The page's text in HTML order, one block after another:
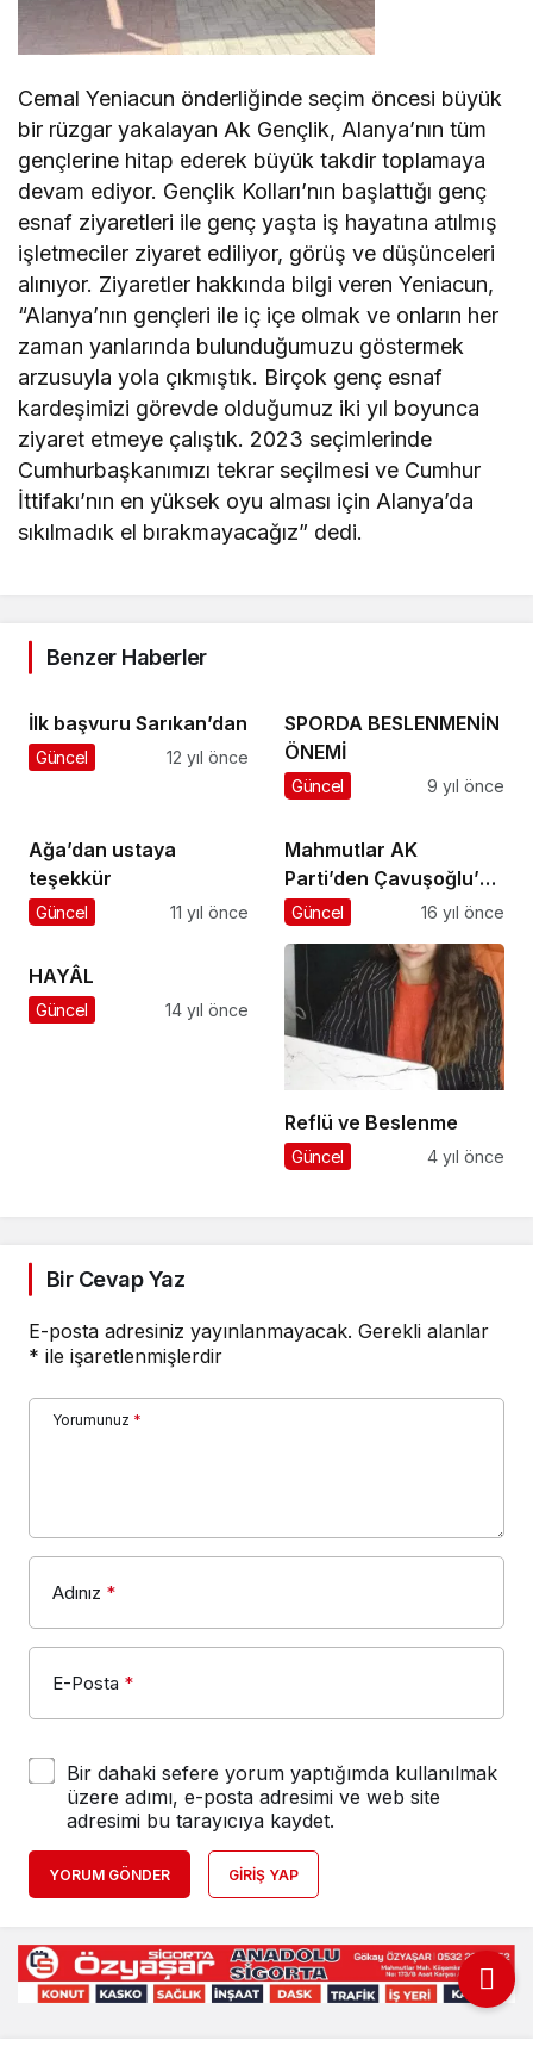
Cemal Yeniacun önderliğinde seçim öncesi büyük
bir rüzgar yakalayan Ak Gençlik, Alanya’nın tüm
gençlerine hitap ederek büyük takdir toplamaya
devam ediyor. Gençlik Kolları’nın başlattığı genç
esnaf ziyaretleri ile genç yaşta iş hayatına atılmış
işletmeciler ziyaret ediliyor, görüş ve düşünceleri
alınıyor. Ziyaretler hakkında bilgi veren Yeniacun,
“Alanya’nın gençleri ile iç içe olmak ve onların her
zaman yanlarında bulunduğumuzu göstermek
arzusuyla yola çıkmıştık. Birçok genç esnaf
kardeşimizi görevde olduğumuz iki yıl boyunca
ziyaret etmeye çalıştık. 2023 seçimlerinde
Cumhurbaşkanımızı tekrar seçilmesi ve Cumhur
İttifakı’nın en yüksek oyu alması için Alanya’da
sıkılmadık el bırakmayacağız” dedi.
Benzer Haberler
İlk başvuru Sarıkan’dan
Güncel 12 yıl önce
SPORDA BESLENMENİN
ÖNEMİ
Güncel 9 yıl önce
Ağa’dan ustaya
teşekkür
Güncel 11 yıl önce
Mahmutlar AK
Parti’den Çavuşoğlu’na
kutlama
Güncel 16 yıl önce
HAYÂL
Güncel 14 yıl önce
Reflü ve Beslenme
Güncel 4 yıl önce
Bir Cevap Yaz
E-posta adresiniz yayınlanmayacak. Gerekli alanlar
* ile işaretlenmişlerdir
Yorumunuz *
Adınız *
E-Posta *
Bir dahaki sefere yorum yaptığımda kullanılmak
üzere adımı, e-posta adresimi ve web site
adresimi bu tarayıcıya kaydet.
YORUM GÖNDER GIRIŞ YAP